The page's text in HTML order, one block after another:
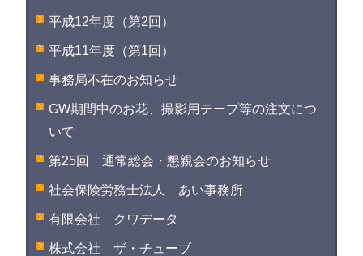
平成12年度（第2回）
平成11年度（第1回）
事務局不在のお知らせ
GW期間中のお花、撮影用テープ等の注文につ
いて
第25回 通常総会・懇親会のお知らせ
社会保険労務士法人 あい事務所
有限会社 クワデータ
株式会社 ザ・チューブ